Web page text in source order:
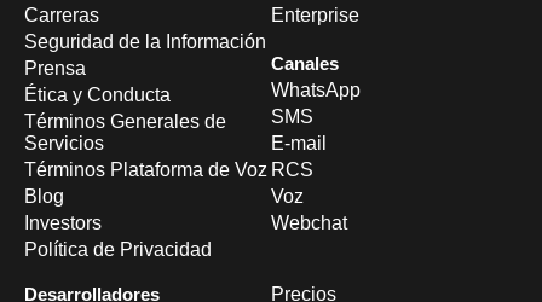
Carreras
Seguridad de la Información
Prensa
Ética y Conducta
Términos Generales de
Servicios
Términos Plataforma de Voz
Blog
Investors
Política de Privacidad
Enterprise
Canales
WhatsApp
SMS
E-mail
RCS
Voz
Webchat
Desarrolladores Precios